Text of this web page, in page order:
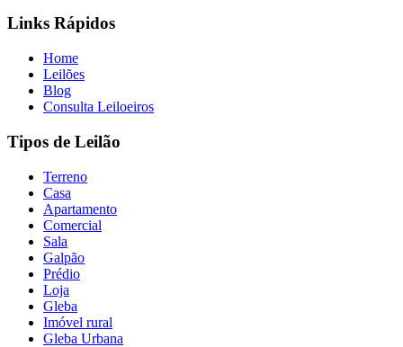
Links Rápidos
Home
Leilões
Blog
Consulta Leiloeiros
Tipos de Leilão
Terreno
Casa
Apartamento
Comercial
Sala
Galpão
Prédio
Loja
Gleba
Imóvel rural
Gleba Urbana